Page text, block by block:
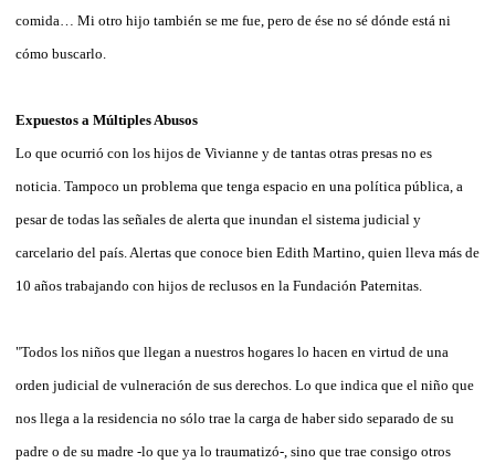
comida… Mi otro hijo también se me fue, pero de ése no sé dónde está ni
cómo buscarlo.
Expuestos a Múltiples Abusos
Lo que ocurrió con los hijos de Vivianne y de tantas otras presas no es
noticia. Tampoco un problema que tenga espacio en una política pública, a
pesar de todas las señales de alerta que inundan el sistema judicial y
carcelario del país. Alertas que conoce bien Edith Martino, quien lleva más de
10 años trabajando con hijos de reclusos en la Fundación Paternitas.
"Todos los niños que llegan a nuestros hogares lo hacen en virtud de una
orden judicial de vulneración de sus derechos. Lo que indica que el niño que
nos llega a la residencia no sólo trae la carga de haber sido separado de su
padre o de su madre -lo que ya lo traumatizó-, sino que trae consigo otros